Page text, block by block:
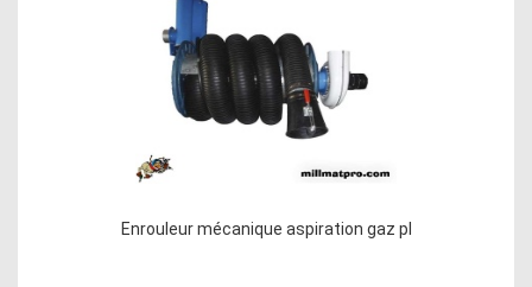
Enrouleur mécanique aspiration gaz pl